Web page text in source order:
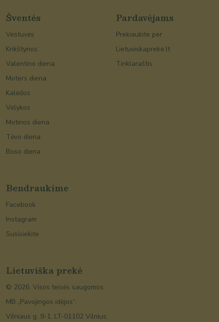
Lietuviška prekė
© 2026. Visos teisės saugomos.
MB „Pavojingos idėjos“,
Vilniaus g. 9-1, LT-01102 Vilnius,
Šventės
Vestuvės
Krikštynos
Valentino diena
Moters diena
Kalėdos
Velykos
Motinos diena
Tėvo diena
Boso diena
Pardavėjams
Prekiaukite per
Lietuviskapreke.lt
Tinklaraštis
Bendraukime
Facebook
Instagram
Susisiekite